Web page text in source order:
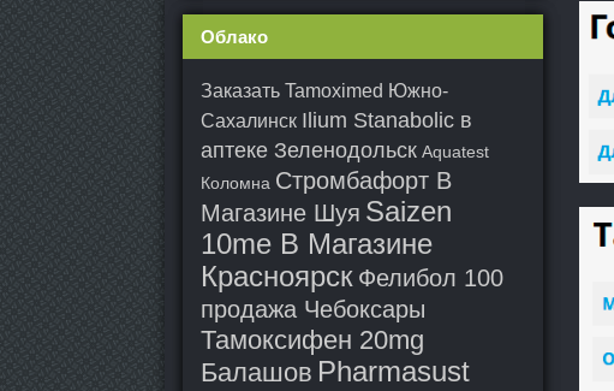
Облако
Заказать Tamoximed Южно-
Сахалинск Ilium Stanabolic в
аптеке Зеленодольск Aquatest
Коломна Стромбафорт В
Магазине Шуя Saizen
10me В Магазине
Красноярск Фелибол 100
продажа Чебоксары
Тамоксифен 20mg
Балашов Pharmasust